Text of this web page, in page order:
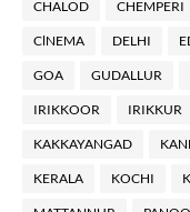
CHALOD CHEMPERI
ClNEMA DELHI
GOA GUDALLUR
IRIKKOOR IRIKKUR
KAKKAYANGAD
KERALA KOCHI